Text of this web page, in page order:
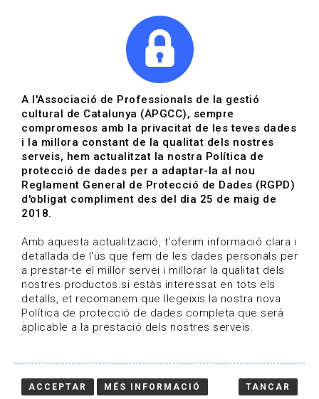
Actualitza't
Vols estar al dia?
HOME / BLOG
Estigues al dia
Convocatòries, activitats i notícies del sector de la
cultura.
A l'Associació de Professionals de la gestió
cultural de Catalunya (APGCC), sempre
compromesos amb la privacitat de les teves dades
i la millora constant de la qualitat dels nostres
serveis, hem actualitzat la nostra Política de
protecció de dades per a adaptar-la al nou
Reglament General de Protecció de Dades (RGPD)
d'obligat compliment des del dia 25 de maig de
2018.
Amb aquesta actualització, t'oferim informació clara i
detallada de l'ús que fem de les dades personals per
a prestar-te el millor servei i millorar la qualitat dels
nostres productos.si estàs interessat en tots els
detalls, et recomanem que llegeixis la nostra nova
Política de protecció de dades completa que serà
aplicable a la prestació dels nostres serveis.
ACCEPTAR MÉS INFORMACIÓ TANCAR